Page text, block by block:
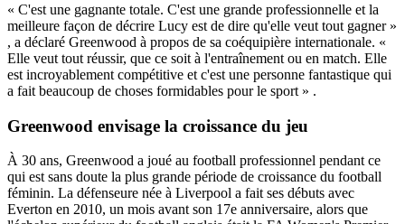
« C'est une gagnante totale. C'est une grande professionnelle et la
meilleure façon de décrire Lucy est de dire qu'elle veut tout gagner »
, a déclaré Greenwood à propos de sa coéquipière internationale. «
Elle veut tout réussir, que ce soit à l'entraînement ou en match. Elle
est incroyablement compétitive et c'est une personne fantastique qui
a fait beaucoup de choses formidables pour le sport » .
Greenwood envisage la croissance du jeu
À 30 ans, Greenwood a joué au football professionnel pendant ce
qui est sans doute la plus grande période de croissance du football
féminin. La défenseure née à Liverpool a fait ses débuts avec
Everton en 2010, un mois avant son 17e anniversaire, alors que